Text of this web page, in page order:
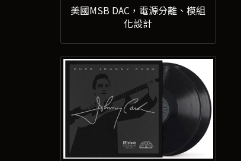
美國MSB DAC，電源分離、模組
化設計